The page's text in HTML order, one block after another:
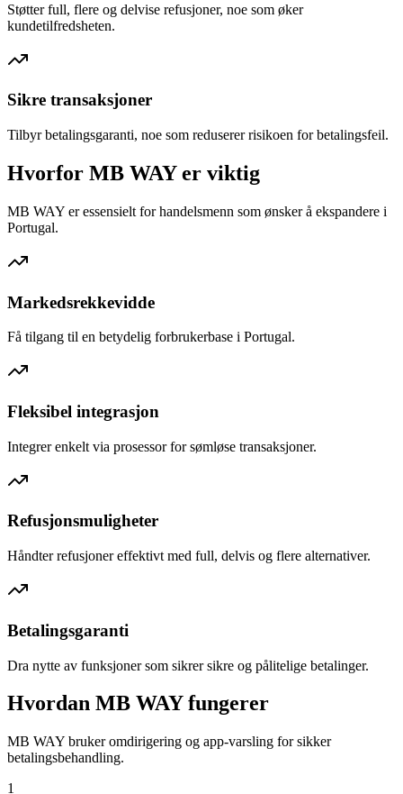
Støtter full, flere og delvise refusjoner, noe som øker
kundetilfredsheten.
Sikre transaksjoner
Tilbyr betalingsgaranti, noe som reduserer risikoen for betalingsfeil.
Hvorfor MB WAY er viktig
MB WAY er essensielt for handelsmenn som ønsker å ekspandere i
Portugal.
Markedsrekkevidde
Få tilgang til en betydelig forbrukerbase i Portugal.
Fleksibel integrasjon
Integrer enkelt via prosessor for sømløse transaksjoner.
Refusjonsmuligheter
Håndter refusjoner effektivt med full, delvis og flere alternativer.
Betalingsgaranti
Dra nytte av funksjoner som sikrer sikre og pålitelige betalinger.
Hvordan MB WAY fungerer
MB WAY bruker omdirigering og app-varsling for sikker
betalingsbehandling.
1